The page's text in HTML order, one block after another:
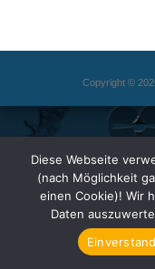
Copyright ©
Diese Webseite
(nach Möglichkeit
einen Cookie)! Wir
Daten